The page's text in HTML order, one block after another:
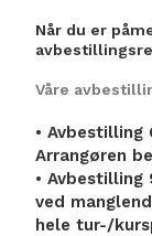
Når du er
Våre
•
Arrangøren
•
ved
hele tur-/